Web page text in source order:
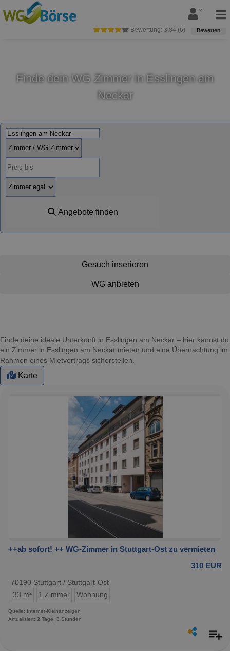
Bewertung: 3,84 (6) Bewerten
Finde dein WG Zimmer in Esslingen am
Neckar
Angebote finden
Gesuch inserieren
WG anbieten
Finde deine ideale Unterkunft in Esslingen am Neckar – hier kannst du
ein Zimmer in Esslingen am Neckar mieten und eine Übernachtung im
Rahmen eines Mietvertrags sicherstellen.
Karte
++ab sofort! ++ WG-Zimmer in Stuttgart-Ost zu vermieten
310 EUR
70190 Stuttgart / Stuttgart-Ost
33 m²
1 Zimmer Wohnung
Quelle: Internet-Kleinanzeigen
Aktualisiert: 2 Tage, 3 Stunden